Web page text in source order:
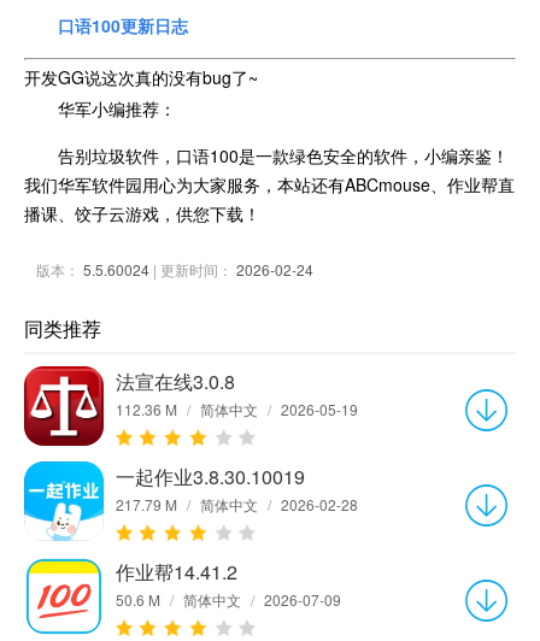
口语100更新日志
开发GG说这次真的没有bug了~
华军小编推荐：
告别垃圾软件，口语100是一款绿色安全的软件，小编亲鉴！
我们华军软件园用心为大家服务，本站还有ABCmouse、作业帮直
播课、饺子云游戏，供您下载！
版本： 5.5.60024 | 更新时间： 2026-02-24
同类推荐
法宣在线3.0.8
112.36 M / 简体中文 / 2026-05-19
一起作业3.8.30.10019
217.79 M / 简体中文 / 2026-02-28
作业帮14.41.2
50.6 M / 简体中文 / 2026-07-09